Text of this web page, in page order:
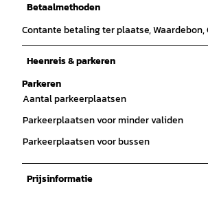
Betaalmethoden
Contante betaling ter plaatse,
Heenreis & parkeren
Parkeren
Aantal parkeerplaatsen
Parkeerplaatsen voor minder validen
Parkeerplaatsen voor bussen
Prijsinformatie